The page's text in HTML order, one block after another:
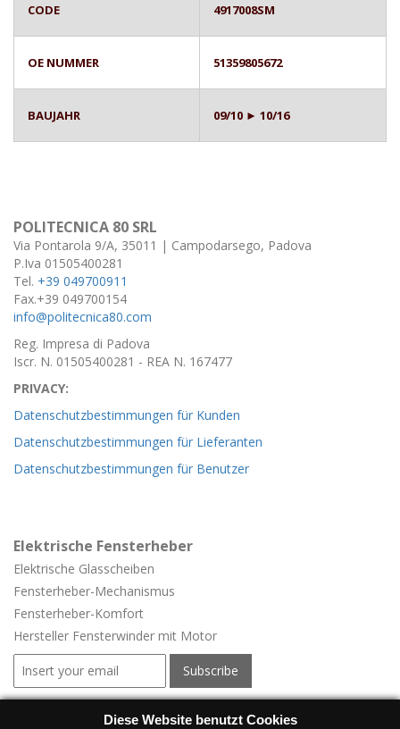
CODE 4917008SM
OE NUMMER 51359805672
BAUJAHR 09/10 ► 10/16
POLITECNICA 80 SRL
Via Pontarola 9/A, 35011 | Campodarsego, Padova
P.Iva 01505400281
Tel. +39 049700911
Fax.+39 049700154
info@politecnica80.com
Reg. Impresa di Padova
Iscr. N. 01505400281 - REA N. 167477
PRIVACY:
Datenschutzbestimmungen für Kunden
Datenschutzbestimmungen für Lieferanten
Datenschutzbestimmungen für Benutzer
Elektrische Fensterheber
Elektrische Glasscheiben
Fensterheber-Mechanismus
Fensterheber-Komfort
Hersteller Fensterwinder mit Motor
Elektrische Fensterheber für Fahrzeuge
Diese Website benutzt Cookies